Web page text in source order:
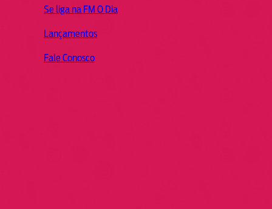
Se liga na FM O Dia
Lançamentos
Fale Conosco